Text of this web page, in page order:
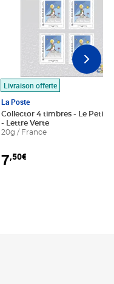
au panier
Livraison offerte
La Poste
Collector 4 timbres - Le Petit
- Lettre Verte
20g / France
7,50€